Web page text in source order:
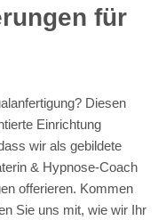
für
Diesen
Einrichtung
wir als gebildete
& Hypnose-Coach
offerieren. Kommen
Sie uns mit, wie wir Ihr